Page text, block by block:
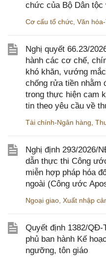
chức của Bộ Dân tộc
Cơ cấu tổ chức Văn
Nghị quyết 66.23/
hành các cơ chế,
khó khăn, vướng
chống rửa tiền nhằm
trong thực hiện cam
tin theo yêu cầu về
Tài chính-Ngân hàng
Nghị định 293/2026/
dẫn thực thi Công
miễn hợp pháp hóa
ngoài (Công ước
Ngoại giao Xuất nhập
Quyết định 1382/
phủ ban hành Kế
ngưỡng, tôn giáo